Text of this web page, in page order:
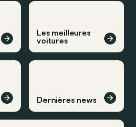
Les meilleures
voitures
Dernières news